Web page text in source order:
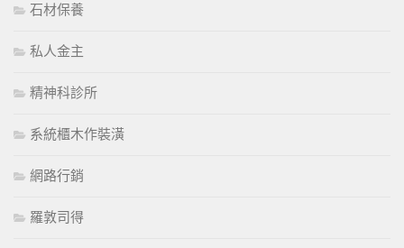
石材保養
私人金主
精神科診所
系統櫃木作裝潢
網路行銷
羅敦司得